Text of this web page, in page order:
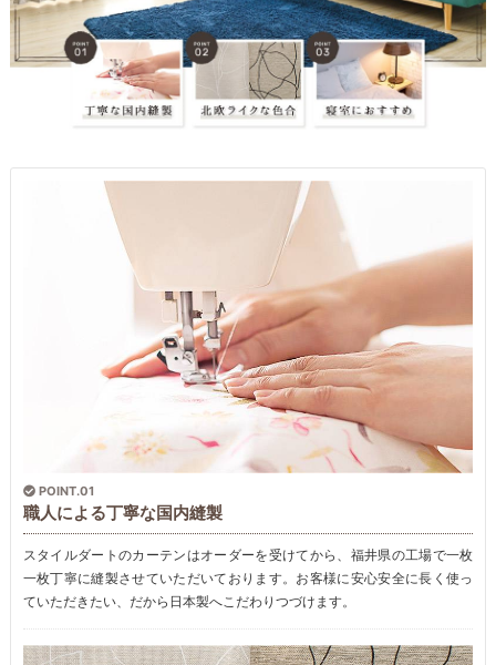
POINT.01
職人による丁寧な国内縫製
スタイルダートのカーテンはオーダーを受けてから、福井県の工場で一枚
一枚丁寧に縫製させていただいております。お客様に安心安全に長く使っ
ていただきたい、だから日本製へこだわりつづけます。